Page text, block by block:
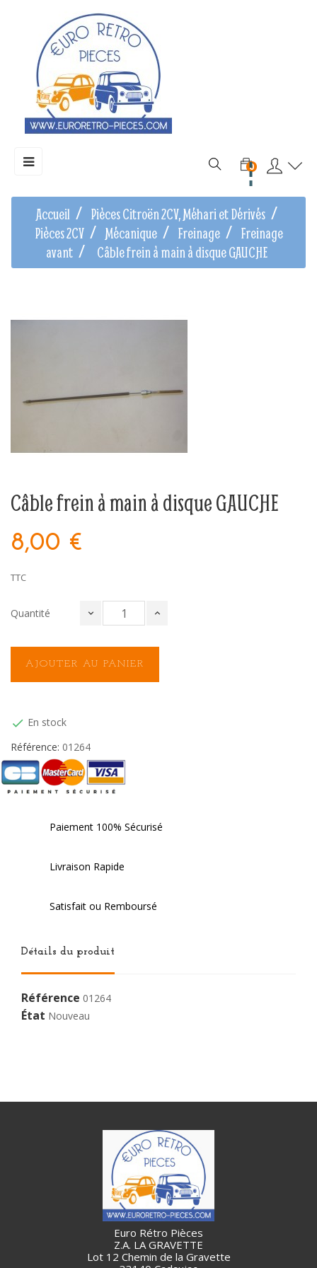
Basculer
☰ 0
Accueil
Pièces Citroën 2CV, Méhari et Dérivés
Pièces 2CV
Mécanique Freinage
Freinage
avant
Câble frein à main à disque GAUCHE
Câble frein à main à disque GAUCHE
8,00 €
TTC
Quantité
AJOUTER AU PANIER
 En stock
Référence: 01264
Paiement 100% Sécurisé
Livraison Rapide
Satisfait ou Remboursé
Détails du produit
Référence 01264
État Nouveau
Euro Rétro Pièces
Z.A. LA GRAVETTE
Lot 12 Chemin de la Gravette